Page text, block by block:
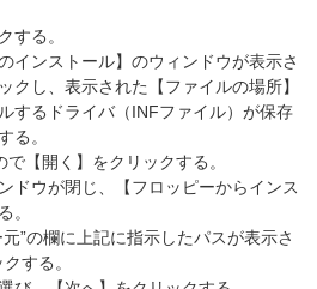
する。
インストール】のウィンドウが表示さ
クし、表示された【ファイルの場所】
するドライバ（INFファイル）が保存
る。
【開く】をクリックする。
ドウが閉じ、【フロッピーからインス
。
”の欄に上記に指示したパスが表示さ
する。